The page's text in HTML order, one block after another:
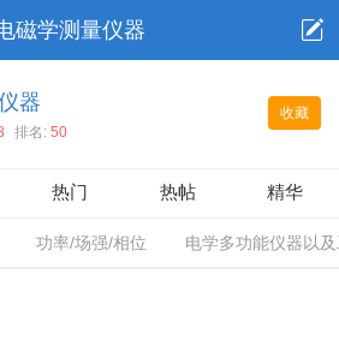
磁学测量仪器
收藏
器
排名:50
热门 热帖 精华
功率/场强/相位 电学多功能仪器以